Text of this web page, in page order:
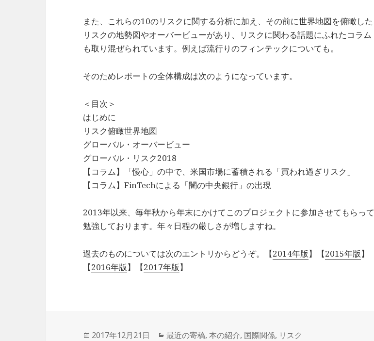
また、これらの10のリスクに関する分析に加え、その前に世界地図を俯瞰した
リスクの地勢図やオーバービューがあり、リスクに関わる話題にふれたコラム
も取り混ぜられています。例えば流行りのフィンテックについても。
そのためレポートの全体構成は次のようになっています。
＜目次＞
はじめに
リスク俯瞰世界地図
グローバル・オーバービュー
グローバル・リスク2018
【コラム】「慢心」の中で、米国市場に蓄積される「買われ過ぎリスク」
【コラム】FinTechによる「闇の中央銀行」の出現
2013年以来、毎年秋から年末にかけてこのプロジェクトに参加させてもらって
勉強しております。年々日程の厳しさが増しますね。
過去のものについては次のエントリからどうぞ。【2014年版】【2015年版】
【2016年版】【2017年版】
投
2017年12月21日
カ
最近の寄稿, 本の紹介, 国際関係, リスク